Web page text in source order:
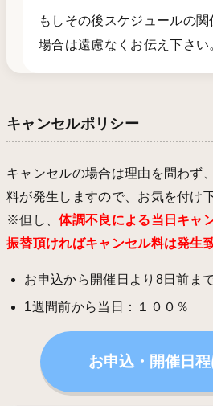
もしその後スケジュールの
場合は遠慮なくお伝え下さい
キャンセルポリシー
キャンセルの場合は理由を問わず
料が発生しますので、お気を付け
※但し、体調不良による当日キャ
振替頂ければキャンセル料は発生
お申込から開催日より8日前ま
1週間前から当日：１００％
お申込・開催日